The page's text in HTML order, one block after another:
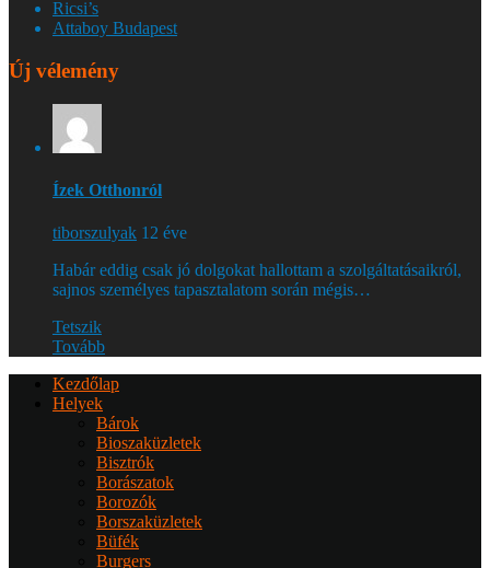
Ricsi’s
Attaboy Budapest
Új vélemény
Ízek Otthonról
tiborszulyak 12 éve
Habár eddig csak jó dolgokat hallottam a szolgáltatásaikról,
sajnos személyes tapasztalatom során mégis…
Tetszik
Tovább
Kezdőlap
Helyek
Bárok
Bioszaküzletek
Bisztrók
Borászatok
Borozók
Borszaküzletek
Büfék
Burgers